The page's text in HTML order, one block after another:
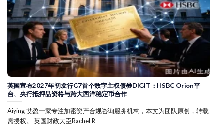
英国宣布2027年初发行G7首个数字主权债券DIGIT：HSBC Orion平
台、央行抵押品资格与跨大西洋稳定币合作
Aiying 艾盈一家专注加密资产合规咨询服务机构，本文为团队原创，转载
需授权。 英国财政大臣Rachel R